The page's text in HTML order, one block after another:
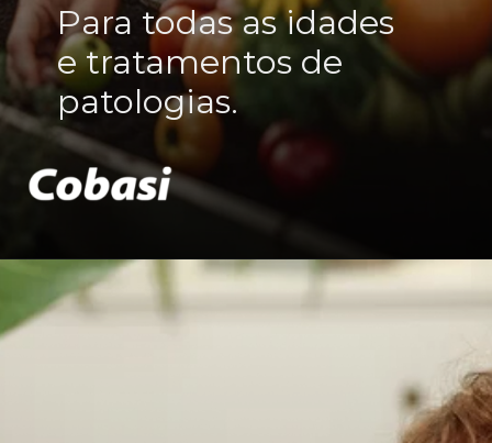
Para todas as idades
e tratamentos de
patologias.